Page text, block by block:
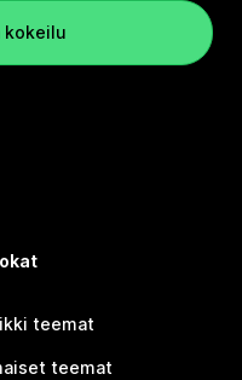
kokeilu
teemat
teemat